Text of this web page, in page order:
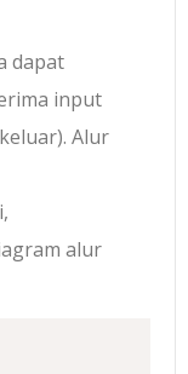
dapat
input
keluar). Alur
alur